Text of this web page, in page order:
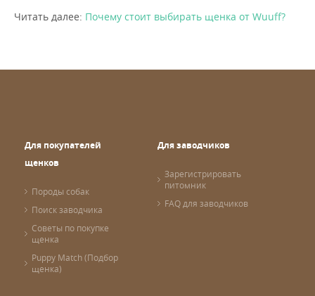
Читать далее: Почему стоит выбирать щенка от Wuuff?
Для покупателей
щенков
Породы собак
Поиск заводчика
Советы по покупке
щенка
Puppy Match (Подбор
щенка)
Для заводчиков
Зарегистрировать
питомник
FAQ для заводчиков